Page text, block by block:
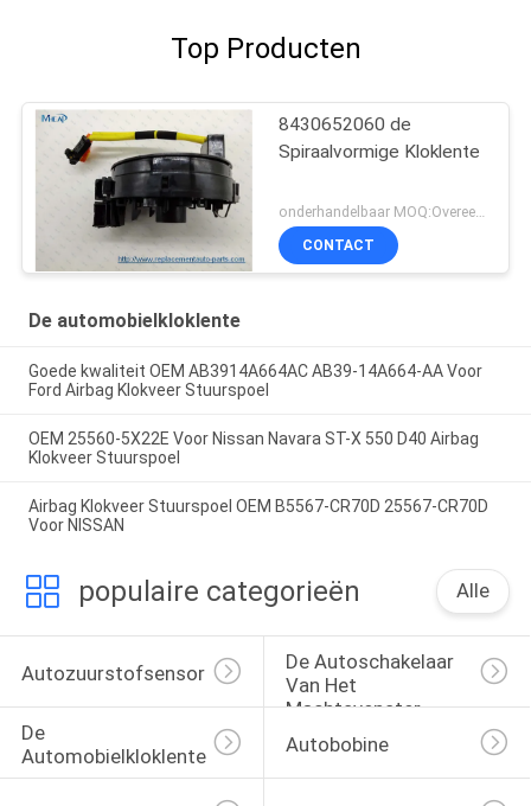
Top Producten
8430652060 de
Spiraalvormige Kloklente
onderhandelbaar MOQ:Overeen te komen
CONTACT
De automobielkloklente
Goede kwaliteit OEM AB3914A664AC AB39-14A664-AA Voor
Ford Airbag Klokveer Stuurspoel
OEM 25560-5X22E Voor Nissan Navara ST-X 550 D40 Airbag
Klokveer Stuurspoel
Airbag Klokveer Stuurspoel OEM B5567-CR70D 25567-CR70D
Voor NISSAN
populaire categorieën Alle
Autozuurstofsensor
De Autoschakelaar
Van Het
Machtsvenster
De
Automobielkloklente
Autobobine